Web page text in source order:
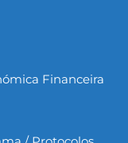
Financeira